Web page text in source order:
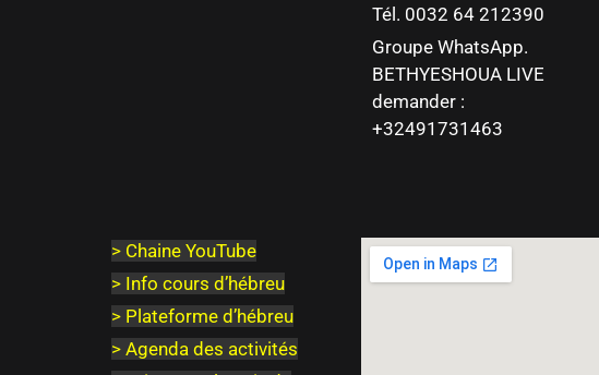
Tél. 0032 64 212390
Groupe WhatsApp.
BETHYESHOUA LIVE
demander :
+32491731463
> Chaine YouTube
> Info cours d’hébreu
> Plateforme d’hébreu
> Agenda des activités